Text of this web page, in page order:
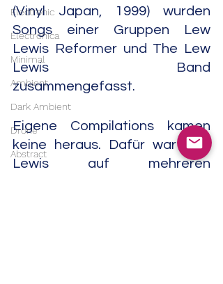
Electronic
Electronica
Minimal
Ambient
Dark Ambient
Drone
Abstract
(Vinyl Japan, 1999) wurden
Songs einer Gruppen Lew
Lewis Reformer und The Lew
Lewis Band
zusammengefasst.
Eigene Compilations kamen
keine heraus. Dafür war Lew
Lewis auf mehreren